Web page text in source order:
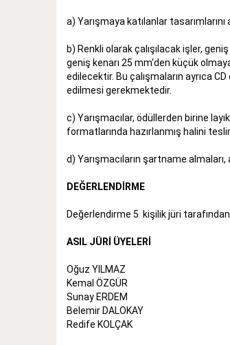
a) Yarışmaya katılanlar
b) Renkli olarak çalışılacak işler,
geniş kenarı 25 mm‘den küçük
edilecektir. Bu çalışmaların ayrıca
edilmesi gerekmektedir.
c) Yarışmacılar, ödüllerden birine
formatlarında hazırlanmış halini
d) Yarışmacıların şartname
DEĞERLENDİRME
Değerlendirme 5 kişilik jüri tarafından
ASIL JÜRİ ÜYELERİ
Oğuz YILMAZ
Kemal ÖZGÜR
Sunay ERDEM
Belemir DALOKAY
Redife KOLÇAK